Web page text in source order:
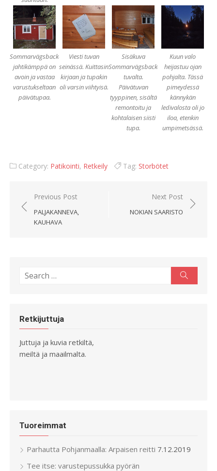
Sommarvägsbackenin
jahtikämppä on
avoin ja vastaa
varustukseltaan
päivätupaa.
Viesti tuvan
seinässä. Kuittasin
kirjaan ja tupakin
oli varsin viihtyisä.
Sisäkuva
Sommarvägsbackenin
tuvalta.
Päivätuvan
tyyppinen, sisältä
remontoitu ja
kohtalaisen siisti
tupa.
Kuun valo
heijastuu ojan
pohjalta. Tässä
pimeydessä
kännykän
ledivalosta oli jo
iloa, etenkin
umpimetsässä.
Category: Patikointi, Retkeily Tag: Storbötet
Artikkelien
selaus
Previous Post
PALJAKANNEVA,
KAUHAVA
Next Post
NOKIAN SAARISTO
Search
Retkijuttuja
Juttuja ja kuvia retkiltä,
meiltä ja maailmalta.
Tuoreimmat
Parhautta Pohjanmaalla: Arpaisen reitti 7.12.2019
Tee itse: varustepussukka pyörän